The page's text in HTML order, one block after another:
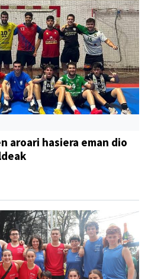
aroari hasiera eman dio